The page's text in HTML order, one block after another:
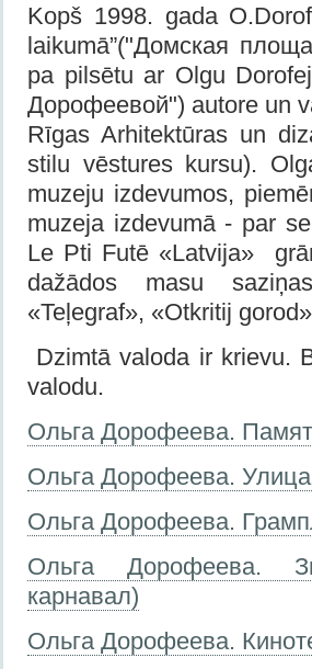
Kopš 1998. gada
laikumā”("Домская
pa pilsētu ar Olgu
Дорофеевой") autore un
Rīgas Arhitektūras un
stilu vēstures kursu).
muzeju izdevumos,
muzeja izdevumā - par
Le Pti Futē «Latvija»
dažādos masu
«Teļegraf», «Otkritij
Dzimtā valoda ir krievu.
valodu.
Ольга Дорофеева.
Ольга Дорофеева.
Ольга Дорофеева.
Ольга Дорофеева.
карнавал)
Ольга Дорофеева.